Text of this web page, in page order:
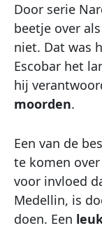
Door serie
beetje over
niet. Dat was
Escobar het
hij
moorden.
Een van de
te komen
voor invloed
Medellin, is
doen. Een